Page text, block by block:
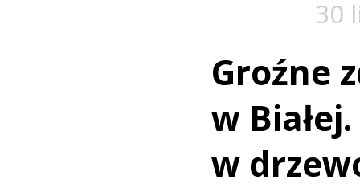
30
Groźne
w
w